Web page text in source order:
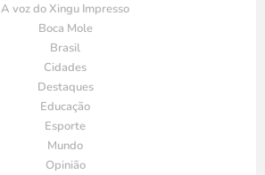
A voz do Xingu Impresso
Boca Mole
Brasil
Cidades
Destaques
Educação
Esporte
Mundo
Opinião